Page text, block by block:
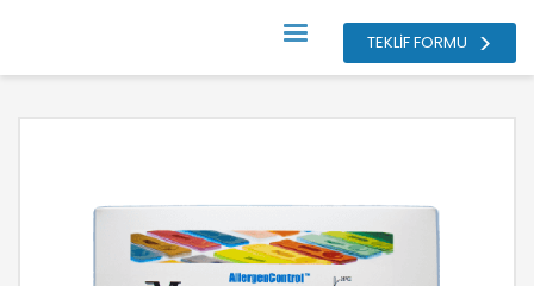
TEKLİF FORMU